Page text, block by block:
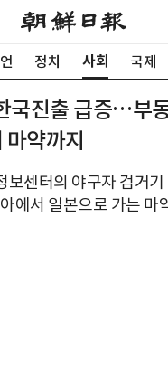
정치 사회 국제
국진출 급증…부
약까지
센터의 야구자 검거기
에서 일본으로 가는 마